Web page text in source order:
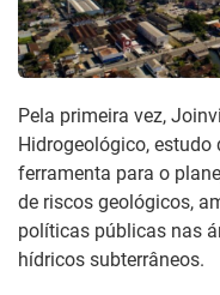
Pela primeira vez,
Hidrogeológico, estudo
ferramenta para o
de riscos geológicos,
políticas públicas nas
hídricos subterrâneos.